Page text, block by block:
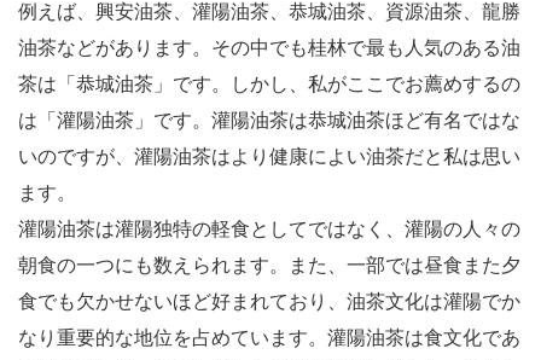
例えば、興安油茶、灌陽油茶、恭城油茶、資源油茶、龍勝
油茶などがあります。その中でも桂林で最も人気のある油
茶は「恭城油茶」です。しかし、私がここでお薦めするの
は「灌陽油茶」です。灌陽油茶は恭城油茶ほど有名ではな
いのですが、灌陽油茶はより健康によい油茶だと私は思い
ます。
灌陽油茶は灌陽独特の軽食としてではなく、灌陽の人々の
朝食の一つにも数えられます。また、一部では昼食また夕
食でも欠かせないほど好まれており、油茶文化は灌陽でか
なり重要的な地位を占めています。灌陽油茶は食文化であ